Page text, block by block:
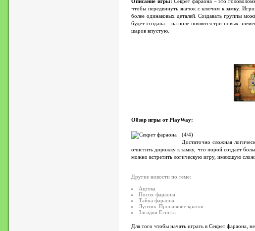
Описание игры: Секрет фараона – это
чтобы передвинуть значок с ключом к замку.
более одинаковых деталей. Создавать группы
будет создана – на поле появятся три новых
шаров впустую.
Обзор игры от PlayWay:
(4/4)
Достаточно сложная
очистить дорожку к замку, что порой создает
можно встретить логическую игру, имеющую
Другие новости по теме:
Ацтека
Посох фараона
Тайна фараона
Лунтик. Пропавшие краски
Загадки Египта
Для того чтобы начать играть в Секрет фараона,